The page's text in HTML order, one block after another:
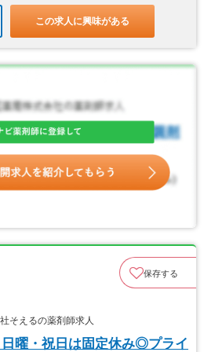
この求人に興味がある
保存する
えるの薬剤師求人
日曜・祝日は固定休み◎プライ